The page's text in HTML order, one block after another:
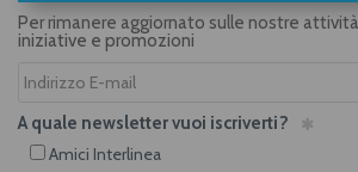
Per rimanere aggiornato sulle nostre
iniziative e promozioni
A quale newsletter vuoi iscriverti?
Amici Interlinea